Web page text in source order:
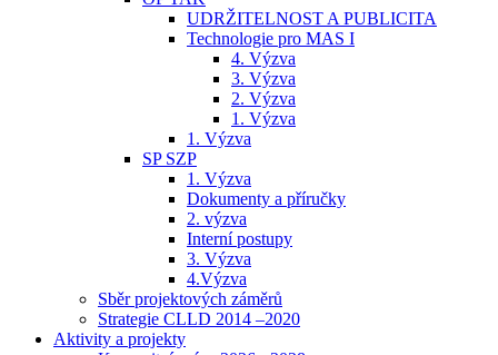
UDRŽITELNOST A PUBLICITA
Technologie pro MAS I
4. Výzva
3. Výzva
2. Výzva
1. Výzva
1. Výzva
SP SZP
1. Výzva
Dokumenty a příručky
2. výzva
Interní postupy
3. Výzva
4.Výzva
Sběr projektových záměrů
Strategie CLLD 2014 –2020
Aktivity a projekty